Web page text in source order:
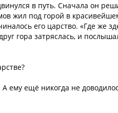
в путь. Сначала он
жил под горой в
его царство. «Где же
гора затряслась, и
ему ещё никогда не